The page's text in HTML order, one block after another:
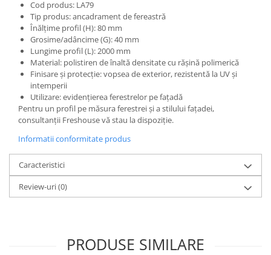
Cod produs: LA79
Tip produs: ancadrament de fereastră
Înălțime profil (H): 80 mm
Grosime/adâncime (G): 40 mm
Lungime profil (L): 2000 mm
Material: polistiren de înaltă densitate cu rășină polimerică
Finisare și protecție: vopsea de exterior, rezistentă la UV și
intemperii
Utilizare: evidențierea ferestrelor pe fațadă
Pentru un profil pe măsura ferestrei și a stilului fațadei,
consultanții Freshouse vă stau la dispoziție.
Informatii conformitate produs
Caracteristici
Review-uri(0)
PRODUSE SIMILARE